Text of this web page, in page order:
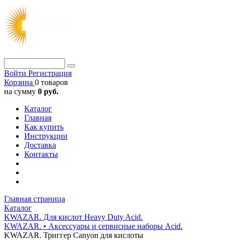
Войти Регистрация
Корзина 0 товаров
на сумму 0 руб.
Каталог
Главная
Как купить
Инструкции
Доставка
Контакты
Главная страница
Каталог
KWAZAR. Для кислот Heavy Duty Acid.
KWAZAR. • Аксессуары и сервисные наборы Acid.
KWAZAR. Триггер Canyon для кислоты